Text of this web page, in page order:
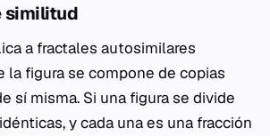
similitud
a fractales autosimilares
la figura se compone de copias
sí misma. Si una figura se divide
y cada una es una fracción